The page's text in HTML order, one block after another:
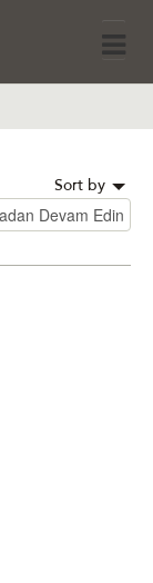
Sort by